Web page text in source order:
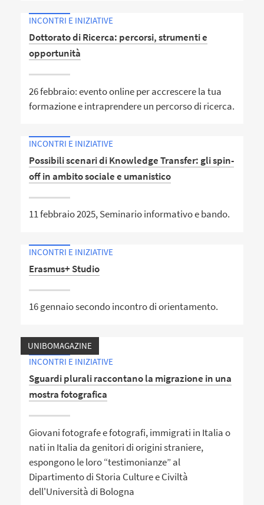
INCONTRI E INIZIATIVE
Dottorato di Ricerca: percorsi, strumenti e
opportunità
26 febbraio: evento online per accrescere la tua
formazione e intraprendere un percorso di ricerca.
INCONTRI E INIZIATIVE
Possibili scenari di Knowledge Transfer: gli spin-
off in ambito sociale e umanistico
11 febbraio 2025, Seminario informativo e bando.
INCONTRI E INIZIATIVE
Erasmus+ Studio
16 gennaio secondo incontro di orientamento.
UNIBOMAGAZINE
INCONTRI E INIZIATIVE
Sguardi plurali raccontano la migrazione in una
mostra fotografica
Giovani fotografe e fotografi, immigrati in Italia o
nati in Italia da genitori di origini straniere,
espongono le loro “testimonianze” al
Dipartimento di Storia Culture e Civiltà
dell'Università di Bologna